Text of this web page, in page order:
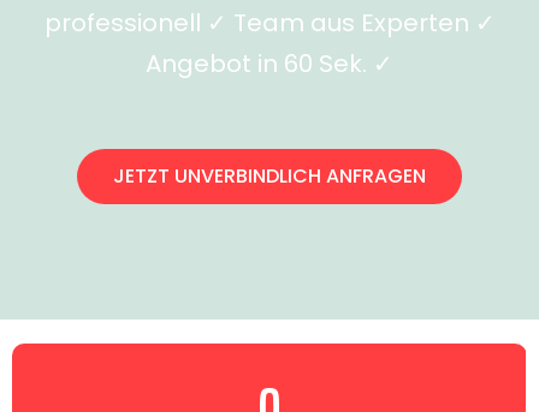
professionell ✓ Team aus Experten ✓
Angebot in 60 Sek. ✓
JETZT UNVERBINDLICH ANFRAGEN